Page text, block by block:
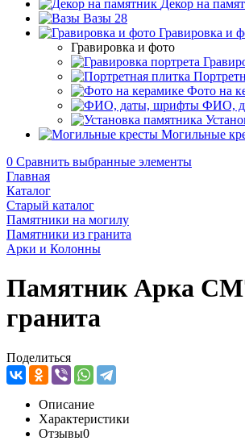
Декор на
Вазы 28
Гравировка и
Гравировка и фото
Фото на
ФИО,
Могильные
0 Сравнить выбранные элементы
Главная
Каталог
Старый каталог
Памятники на могилу
Памятники из гранита
Арки и Колонны
Памятник Арка
гранита
Поделиться
Описание
Характеристики
Отзывы0